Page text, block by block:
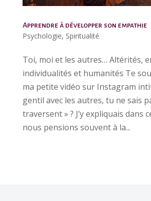
Apprendre à développer son empathie
Psychologie, Spiritualité
Toi, moi et les autres… Altérités,
individualités et humanités Te
ma petite vidéo sur Instagram
gentil avec les autres, tu ne sais
traversent » ? J’y expliquais dans
nous pensions souvent à la...